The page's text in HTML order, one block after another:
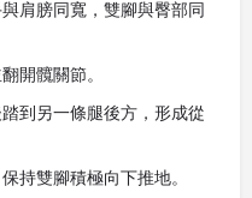
肩膀同寬，雙腳與臀部同
開髖關節。
到另一條腿後方，形成從
持雙腳積極向下推地。